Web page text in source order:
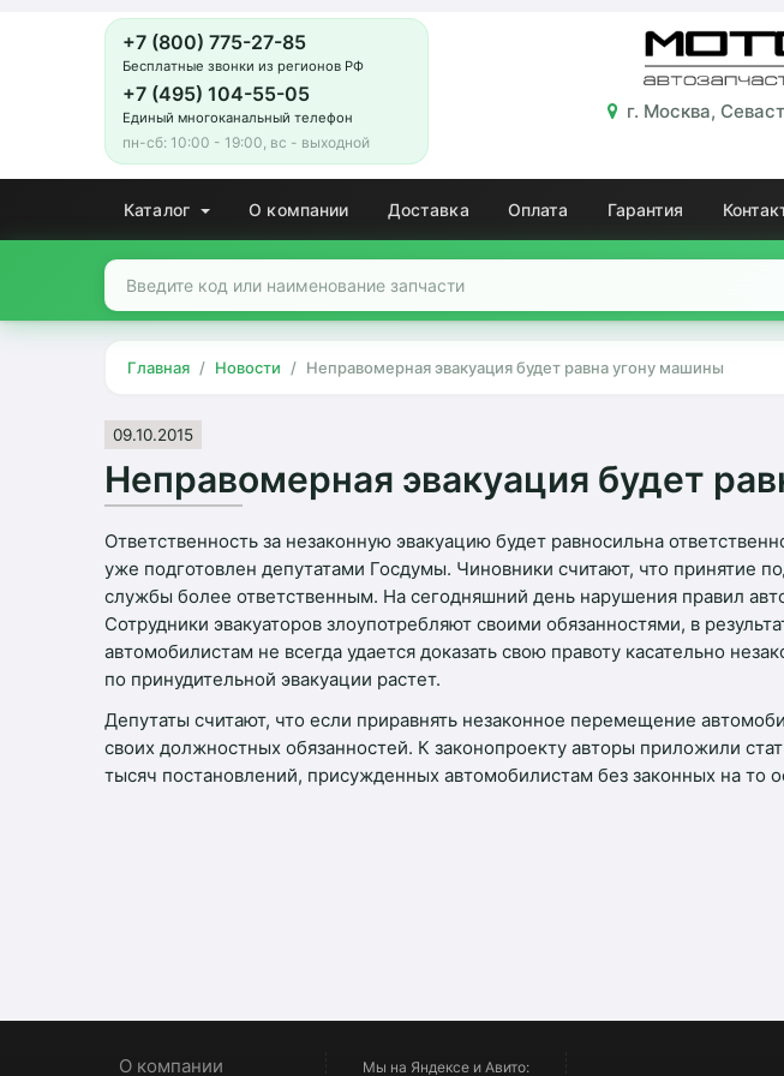
+7 (800) 775-27-85
Бесплатные звонки из регионов РФ
+7 (495) 104-55-05
Единый многоканальный телефон
пн-сб: 10:00 - 19:00, вс - выходной
г. Москва,
Каталог О компании Доставка Оплата Гарантия
Главная Новости Неправомерная эвакуация будет равна угону машины
09.10.2015
Неправомерная эвакуация будет
Ответственность за незаконную эвакуацию будет равносильна
уже подготовлен депутатами Госдумы. Чиновники считают, что принятие
службы более ответственным. На сегодняшний день нарушения правил
Сотрудники эвакуаторов злоупотребляют своими обязанностями, в
автомобилистам не всегда удается доказать свою правоту касательно
по принудительной эвакуации растет.
Депутаты считают, что если приравнять незаконное перемещение
своих должностных обязанностей. К законопроекту авторы приложили
тысяч постановлений, присужденных автомобилистам без законных на то
О компании Мы на Яндексе и Авито: